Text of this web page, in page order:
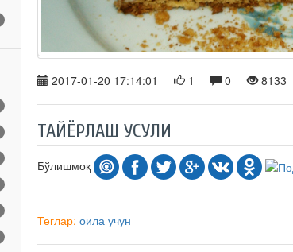
2017-01-20 17:14:01 1 0 8133
ТАЙЁРЛАШ УСУЛИ
Бўлишмоқ
Теглар: оила учун